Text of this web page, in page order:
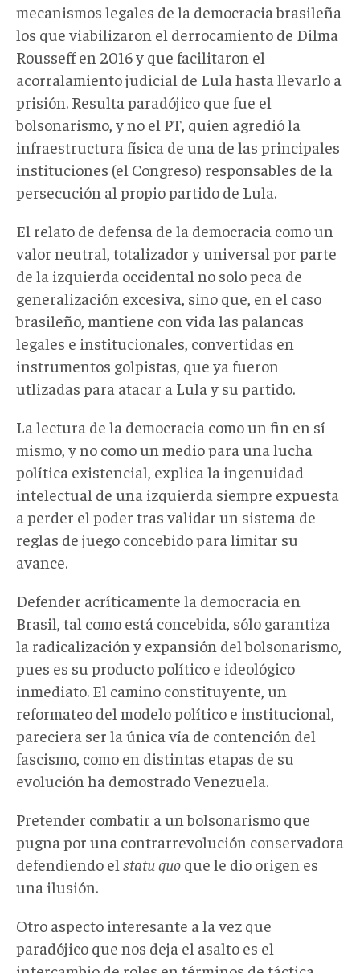
mecanismos legales de la democracia brasileña
los que viabilizaron el derrocamiento de Dilma
Rousseff en 2016 y que facilitaron el
acorralamiento judicial de Lula hasta llevarlo a
prisión. Resulta paradójico que fue el
bolsonarismo, y no el PT, quien agredió la
infraestructura física de una de las principales
instituciones (el Congreso) responsables de la
persecución al propio partido de Lula.
El relato de defensa de la democracia como un
valor neutral, totalizador y universal por parte
de la izquierda occidental no solo peca de
generalización excesiva, sino que, en el caso
brasileño, mantiene con vida las palancas
legales e institucionales, convertidas en
instrumentos golpistas, que ya fueron
utlizadas para atacar a Lula y su partido.
La lectura de la democracia como un fin en sí
mismo, y no como un medio para una lucha
política existencial, explica la ingenuidad
intelectual de una izquierda siempre expuesta
a perder el poder tras validar un sistema de
reglas de juego concebido para limitar su
avance.
Defender acríticamente la democracia en
Brasil, tal como está concebida, sólo garantiza
la radicalización y expansión del bolsonarismo,
pues es su producto político e ideológico
inmediato. El camino constituyente, un
reformateo del modelo político e institucional,
pareciera ser la única vía de contención del
fascismo, como en distintas etapas de su
evolución ha demostrado Venezuela.
Pretender combatir a un bolsonarismo que
pugna por una contrarrevolución conservadora
defendiendo el statu quo que le dio origen es
una ilusión.
Otro aspecto interesante a la vez que
paradójico que nos deja el asalto es el